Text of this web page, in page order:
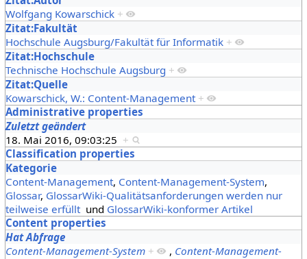
Wolfgang Kowarschick +
Zitat:Fakultät
Hochschule Augsburg/Fakultät für Informatik +
Zitat:Hochschule
Technische Hochschule Augsburg +
Zitat:Quelle
Kowarschick, W.: Content-Management +
Administrative properties
Zuletzt geändert
18. Mai 2016, 09:03:25 +
Classification properties
Kategorie
Content-Management, Content-Management-System,
Glossar, GlossarWiki-Qualitätsanforderungen werden nur
teilweise erfülltund GlossarWiki-konformer Artikel
Content properties
Hat Abfrage
Content-Management-System + , Content-Management-